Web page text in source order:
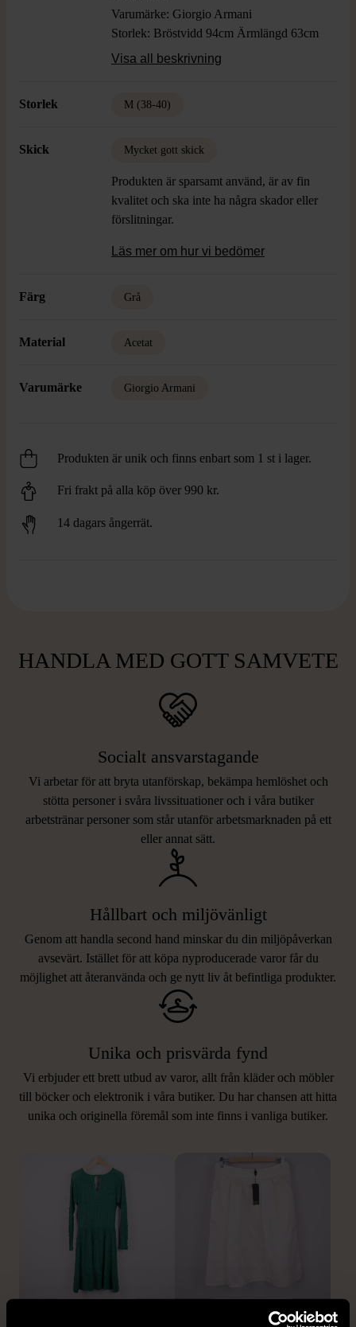
Varumärke: Giorgio Armani
Storlek: Bröstvidd 94cm Ärmlängd 63cm
Färg: Ljust Grå/Blå
Skick: Mycket Gott Skick, två små små
Visa all beskrivning
Storlek M (38-40)
Skick Mycket gott skick
Produkten är sparsamt använd, är av fin
kvalitet och ska inte ha några skador eller
förslitningar.
Läs mer om hur vi bedömer
Färg Grå
Material Acetat
Varumärke Giorgio Armani
Produkten är unik och finns enbart som 1 st i lager.
Fri frakt på alla köp över 990 kr.
14 dagars ångerrät.
HANDLA MED GOTT SAMVETE
Socialt ansvarstagande
Vi arbetar för att bryta utanförskap, bekämpa hemlöshet och
stötta personer i svåra livssituationer och i våra butiker
arbetstränar personer som står utanför arbetsmarknaden på ett
eller annat sätt.
Hållbart och miljövänligt
Genom att handla second hand minskar du din miljöpåverkan
avsevärt. Istället för att köpa nyproducerade varor får du
möjlighet att återanvända och ge nytt liv åt befintliga produkter.
Unika och prisvärda fynd
Vi erbjuder ett brett utbud av varor, allt från kläder och möbler
till böcker och elektronik i våra butiker. Du har chansen att hitta
unika och originella föremål som inte finns i vanliga butiker.
LIKNANDE PRODUKTER
Hitta produkter som påminner om denna